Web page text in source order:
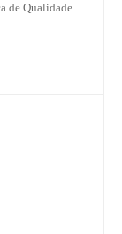
de Qualidade.